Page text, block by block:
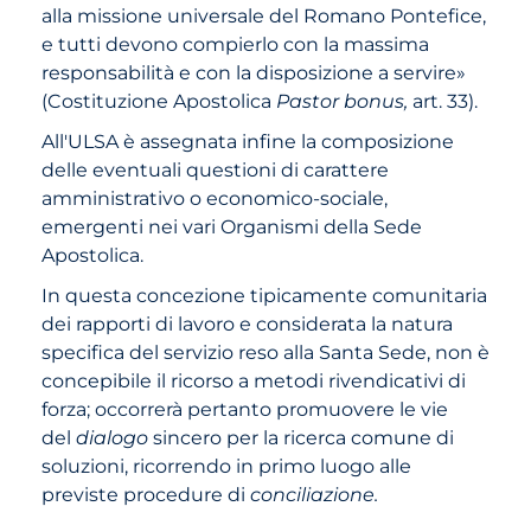
alla missione universale del Romano Pontefice,
e tutti devono compierlo con la massima
responsabilità e con la disposizione a servire»
(Costituzione Apostolica Pastor bonus, art. 33).
All'ULSA è assegnata infine la composizione
delle eventuali questioni di carattere
amministrativo o economico-sociale,
emergenti nei vari Organismi della Sede
Apostolica.
In questa concezione tipicamente comunitaria
dei rapporti di lavoro e considerata la natura
specifica del servizio reso alla Santa Sede, non è
concepibile il ricorso a metodi rivendicativi di
forza; occorrerà pertanto promuovere le vie
del dialogosincero per la ricerca comune di
soluzioni, ricorrendo in primo luogo alle
previste procedure di conciliazione.